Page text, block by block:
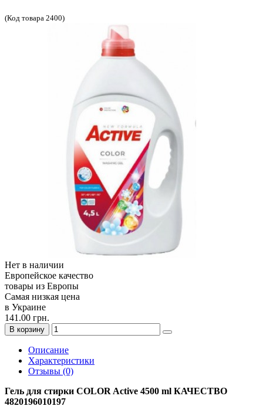
(Код товара 2400)
Нет в наличии
Европейское качество
товары из Европы
Самая низкая цена
в Украине
141.00 грн.
В корзину
Описание
Характеристики
Отзывы (0)
Гель для стирки COLOR Active 4500 ml КАЧЕСТВО
4820196010197